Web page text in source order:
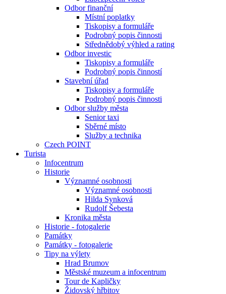
Odbor finanční
Místní poplatky
Tiskopisy a formuláře
Podrobný popis činnosti
Střednědobý výhled a rating
Odbor investic
Tiskopisy a formuláře
Podrobný popis činností
Stavební úřad
Tiskopisy a formuláře
Podrobný popis činnosti
Odbor služby města
Senior taxi
Sběrné místo
Služby a technika
Czech POINT
Turista
Infocentrum
Historie
Významné osobnosti
Významné osobnosti
Hilda Synková
Rudolf Šebesta
Kronika města
Historie - fotogalerie
Památky
Památky - fotogalerie
Tipy na výlety
Hrad Brumov
Městské muzeum a infocentrum
Tour de Kapličky
Židovský hřbitov